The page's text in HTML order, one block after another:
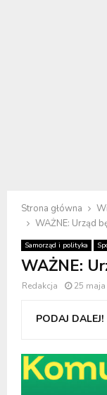
Strona główna
WAŻNE: Urząd
Samorząd i polityka
WAŻNE:
Redakcja 25
PODAJ DALEJ!